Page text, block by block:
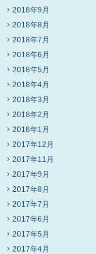
2018年9月
2018年8月
2018年7月
2018年6月
2018年5月
2018年4月
2018年3月
2018年2月
2018年1月
2017年12月
2017年11月
2017年9月
2017年8月
2017年7月
2017年6月
2017年5月
2017年4月